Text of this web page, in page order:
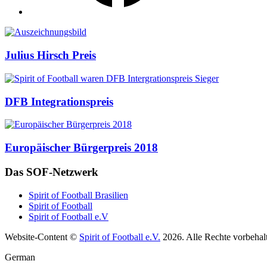
Auszeichnungen
Julius Hirsch Preis
DFB Integrationspreis
Europäischer Bürgerpreis 2018
Das SOF-Netzwerk
Spirit of Football Brasilien
Spirit of Football
Spirit of Football e.V
Website-Content © Spirit of Football e.V. 2026. Alle Rechte
German